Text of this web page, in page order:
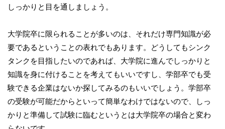
しっかりと目を通しましょう。
大学院卒に限られることが多いのは、それだけ専門知識が必
要であるということの表れでもあります。どうしてもシンク
タンクを目指したいのであれば、大学院に進んでしっかりと
知識を身に付けることを考えてもいいですし、学部卒でも受
験できる企業はないか探してみるのもいいでしょう。学部卒
の受験が可能だからといって簡単なわけではないので、しっ
かりと準備して試験に臨むというとは大学院卒の場合と変わ